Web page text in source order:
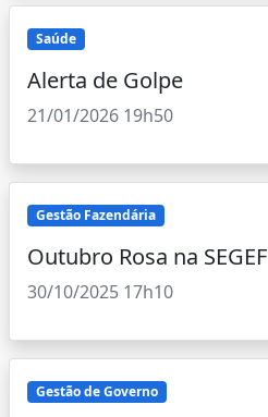
Saúde
Alerta de Golpe
21/01/2026 19h50
Gestão Fazendária
Outubro Rosa na SEGEF
30/10/2025 17h10
Gestão de Governo